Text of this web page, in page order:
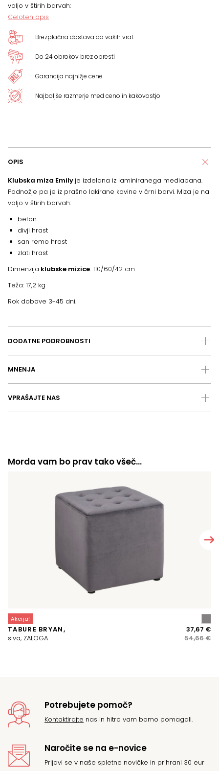
voljo v štirih barvah:
Celoten opis
Brezplačna dostava do vaših vrat
Do 24 obrokov brez obresti
Garancija najnižje cene
Najboljše razmerje med ceno in kakovostjo
OPIS
Klubska miza Emily je izdelana iz laminiranega mediapana.
Podnožje pa je iz prašno lakirane kovine v črni barvi. Miza je na
voljo v štirih barvah:
beton
divji hrast
san remo hrast
zlati hrast
Dimenzija klubske mizice: 110/60/42 cm
Teža: 17,2 kg
Rok dobave 3-45 dni.
DODATNE PODROBNOSTI
MNENJA
VPRAŠAJTE NAS
Morda vam bo prav tako všeč…
Akcija!
TABURE BRYAN,
siva, ZALOGA
54,66€
37,67 €
Potrebujete pomoč?
Kontaktirajte nas in hitro vam bomo pomagali.
Naročite se na e-novice
Prijavi se v naše spletne novičke in prihrani 30 eur